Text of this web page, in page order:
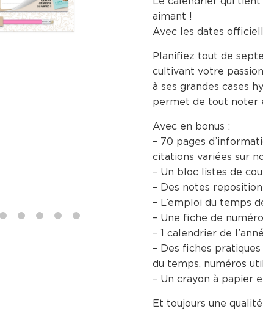
aimant !
Avec les dates
Planifiez tout de
cultivant votre
à ses grandes cases
permet de tout noter
Avec en bonus :
– 70 pages
citations variées sur
– Un bloc listes de
– Des notes
– L’emploi du temps
– Une fiche de
– 1 calendrier de
– Des fiches
du temps, numéros
– Un crayon à papier
Et toujours une